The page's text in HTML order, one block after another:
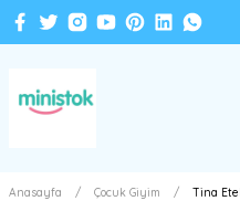
Anasayfa Çocuk Giyim Tina